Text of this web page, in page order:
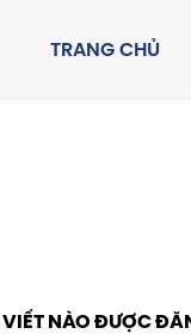
TRANG CHỦ
NÀO ĐƯỢC